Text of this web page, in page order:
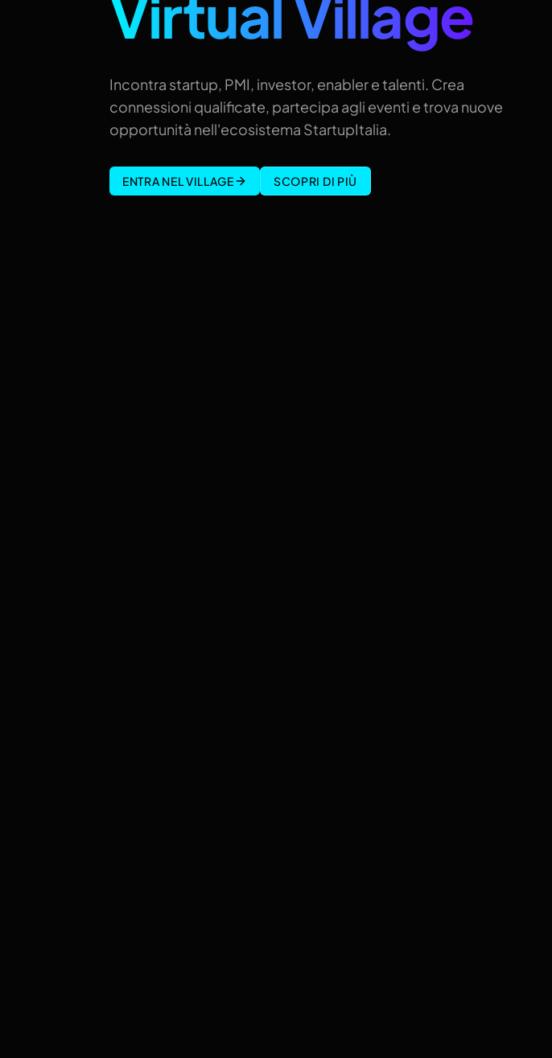
Virtual Village
Incontra startup, PMI, investor, enabler e talenti. Crea
connessioni qualificate, partecipa agli eventi e trova nuove
opportunità nell'ecosistema StartupItalia.
ENTRA NEL VILLAGE SCOPRI DI PIÙ